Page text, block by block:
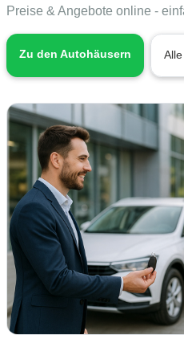
Preise & Angebote online -
Zu den Autohäusern